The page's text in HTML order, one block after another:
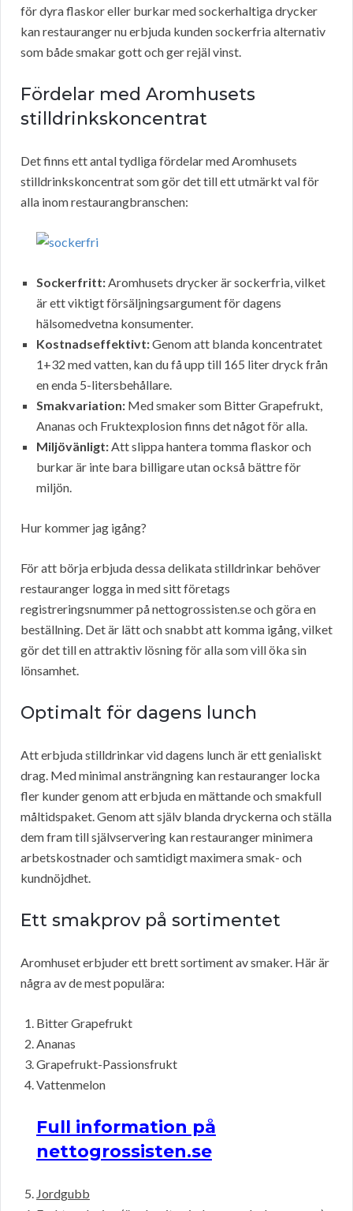
för dyra flaskor eller burkar med sockerhaltiga drycker
kan restauranger nu erbjuda kunden sockerfria alternativ
som både smakar gott och ger rejäl vinst.
Fördelar med Aromhusets
stilldrinkskoncentrat
Det finns ett antal tydliga fördelar med Aromhusets
stilldrinkskoncentrat som gör det till ett utmärkt val för
alla inom restaurangbranschen:
Sockerfritt:Aromhusets drycker är sockerfria, vilket
är ett viktigt försäljningsargument för dagens
hälsomedvetna konsumenter.
Kostnadseffektivt:Genom att blanda koncentratet
1+32 med vatten, kan du få upp till 165 liter dryck från
en enda 5-litersbehållare.
Smakvariation: Med smaker som Bitter Grapefrukt,
Ananas och Fruktexplosion finns det något för alla.
Miljövänligt:Att slippa hantera tomma flaskor och
burkar är inte bara billigare utan också bättre för
miljön.
Hur kommer jag igång?
För att börja erbjuda dessa delikata stilldrinkar behöver
restauranger logga in med sitt företags
registreringsnummer på nettogrossisten.se och göra en
beställning. Det är lätt och snabbt att komma igång, vilket
gör det till en attraktiv lösning för alla som vill öka sin
lönsamhet.
Optimalt för dagens lunch
Att erbjuda stilldrinkar vid dagens lunch är ett genialiskt
drag. Med minimal ansträngning kan restauranger locka
fler kunder genom att erbjuda en mättande och smakfull
måltidspaket. Genom att själv blanda dryckerna och ställa
dem fram till självservering kan restauranger minimera
arbetskostnader och samtidigt maximera smak- och
kundnöjdhet.
Ett smakprov på sortimentet
Aromhuset erbjuder ett brett sortiment av smaker. Här är
några av de mest populära:
Bitter Grapefrukt
Ananas
Grapefrukt-Passionsfrukt
Vattenmelon
Full information på
nettogrossisten.se
Jordgubb